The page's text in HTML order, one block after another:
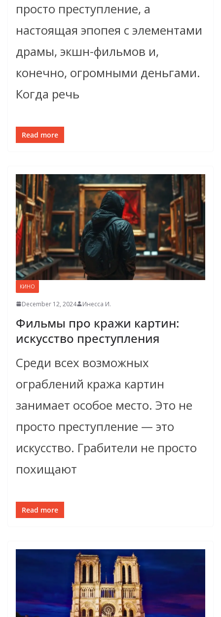
просто преступление, а
настоящая эпопея с элементами
драмы, экшн-фильмов и,
конечно, огромными деньгами.
Когда речь
Read more
КИНО
December 12, 2024 Инесса И.
Фильмы про кражи картин:
искусство преступления
Среди всех возможных
ограблений кража картин
занимает особое место. Это не
просто преступление — это
искусство. Грабители не просто
похищают
Read more